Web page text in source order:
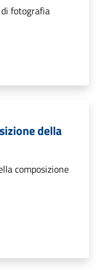
fotografia
della
composizione